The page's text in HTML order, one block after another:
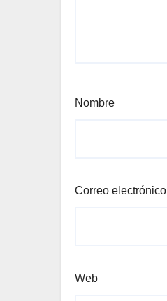
Nombre
Correo electrónico
Web